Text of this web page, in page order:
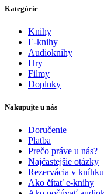
Kategórie
Knihy
E-knihy
Audioknihy
Hry
Filmy
Doplnky
Nakupujte u nás
Doručenie
Platba
Prečo práve u nás?
Najčastejšie otázky
Rezervácia v
Ako čítať e-knihy